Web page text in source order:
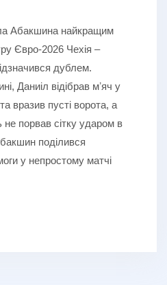
Абакшина найкращим
Євро-2026 Чехія –
дублем.
Даниіл відібрав мʼяч у
та вразив пусті ворота, а
не порвав сітку ударом в
поділився
у непростому матчі